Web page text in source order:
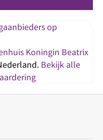
Koningin Beatrix
Bekijk alle